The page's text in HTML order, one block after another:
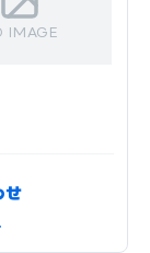
IMAGE
せ